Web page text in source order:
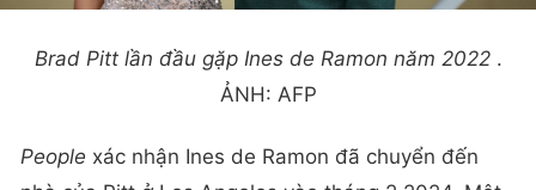
Brad Pitt lần đầu gặp Ines de Ramon năm 2022 .
ẢNH: AFP
People xác nhận Ines de Ramon đã chuyển đến